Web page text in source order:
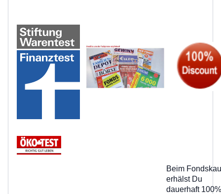
Beim
erhälst Du
dauerhaft 100%